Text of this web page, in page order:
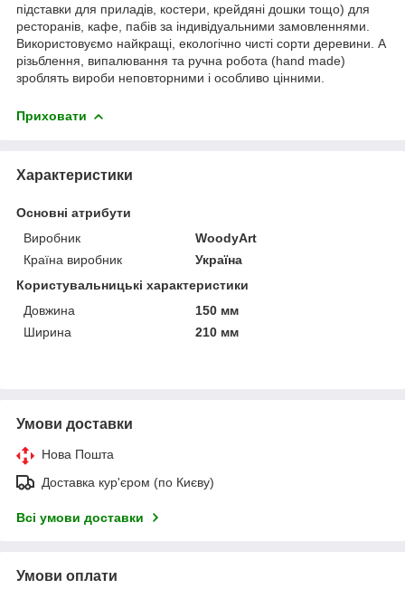
підставки для приладів, костери, крейдяні дошки тощо) для
ресторанів, кафе, пабів за індивідуальними замовленнями.
Використовуємо найкращі, екологічно чисті сорти деревини. А
різьблення, випалювання та ручна робота (hand made)
зроблять вироби неповторними і особливо цінними.
Приховати
Характеристики
Основні атрибути
Виробник
WoodyArt
Країна виробник
Україна
Користувальницькі характеристики
Довжина
150 мм
Ширина
210 мм
Умови доставки
Нова Пошта
Доставка кур'єром (по Києву)
Всі умови доставки
Умови оплати